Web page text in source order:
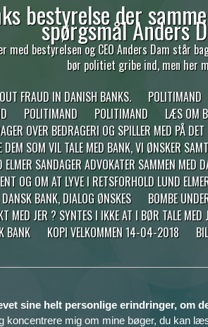
bestyrelse der
spørgsmål Anders
med bestyrelsen og CEO Anders Dam
bør politiet gribe ind, men her
FRAUD IN DANISH BANKS.
POLITIMAND
POLITIMAND POLITIMAND
LÆS OM
OVER BEDRAGERI OG SPILLER MED PÅ
DEM SOM VIL TALE MED BANK, VI ØNSKER
ELMER SANDAGER ADVOKATER SAMMEN
OG OM AT LYVE I RETSFORHOLD LUND
BANK, DIALOG ØNSKES
BOMBE
MED JER ? SYNTES I IKKE AT I BØR TALE MED
BANK
KOPI VELKOMMEN 14-04-2018
sine helt personlige erindringer, om
koncentrere mig om mine bøger, du kan